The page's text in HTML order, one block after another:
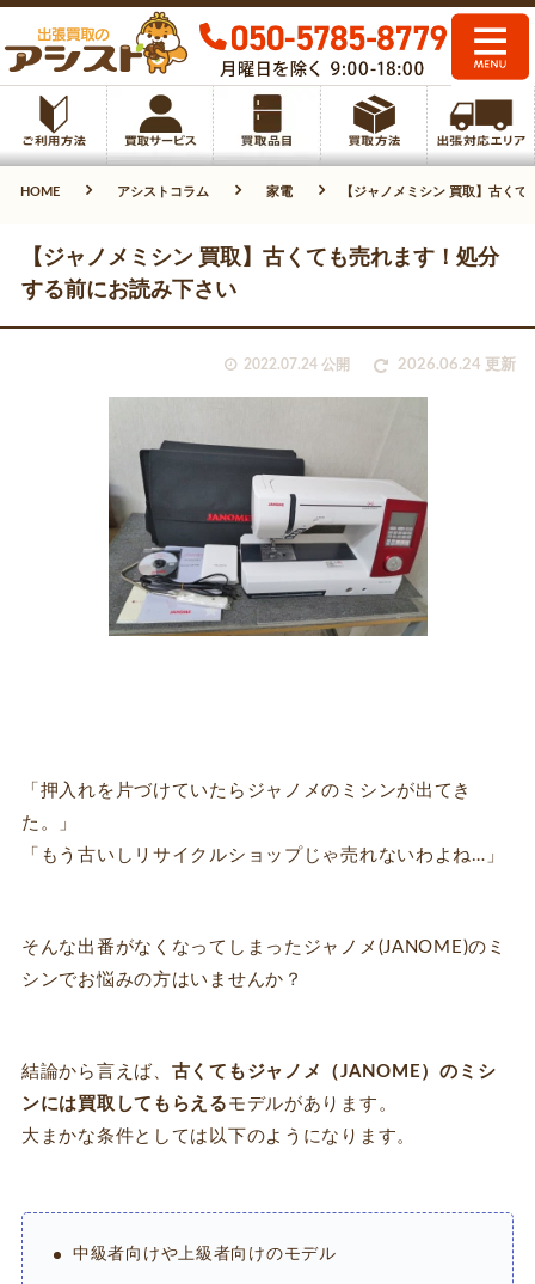
HOME アシストコラム 家電 【ジャノメミシン 買取】古く
【ジャノメミシン 買取】古くても売れます！処分
する前にお読み下さい
2022.07.24 公開 2026.06.24 更新
「押入れを片づけていたらジャノメのミシンが出てき
た。」
「もう古いしリサイクルショップじゃ売れないわよね…」
そんな出番がなくなってしまったジャノメ(JANOME)のミ
シンでお悩みの方はいませんか？
結論から言えば、 古くてもジャノメ（JANOME）のミシ
ンには買取してもらえる モデルがあります。
大まかな条件としては以下のようになります。
中級者向けや上級者向けのモデル